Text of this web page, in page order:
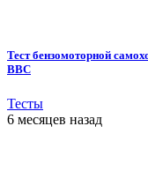
Тест бензомоторной
BBC
Тесты
6 месяцев назад